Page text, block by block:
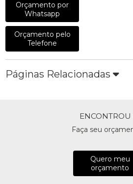
Orçamento por
Whatsapp
Orçamento pelo
Telefone
Páginas Relacionadas
Faça seu
Quero meu
orçamento